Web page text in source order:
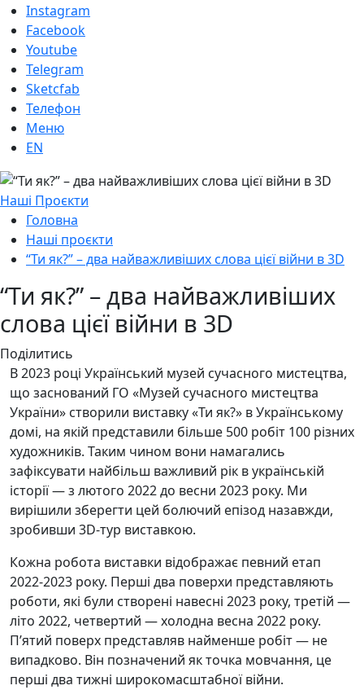
Instagram
Facebook
Youtube
Telegram
Sketcfab
Телефон
Меню
EN
Наші Проєкти
Головна
Наші проєкти
“Ти як?” – два найважливіших слова цієї війни в 3D
“Ти як?” – два найважливіших
слова цієї війни в 3D
Поділитись
В 2023 році Український музей сучасного мистецтва,
що заснований ГО «Музей сучасного мистецтва
України» створили виставку «Ти як?» в Українському
домі, на якій представили більше 500 робіт 100 різних
художників. Таким чином вони намагались
зафіксувати найбільш важливий рік в українській
історії — з лютого 2022 до весни 2023 року. Ми
вирішили зберегти цей болючий епізод назавжди,
зробивши 3D-тур виставкою.
Кожна робота виставки відображає певний етап
2022-2023 року. Перші два поверхи представляють
роботи, які були створені навесні 2023 року, третій —
літо 2022, четвертий — холодна весна 2022 року.
Пʼятий поверх представляв найменше робіт — не
випадково. Він позначений як точка мовчання, це
перші два тижні широкомасштабної війни.